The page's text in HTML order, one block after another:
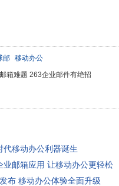
邮 移动办公
箱难题 263企业邮件有绝招
代移动办公利器诞生
邮箱应用 让移动办公更轻松
布 移动办公体验全面升级